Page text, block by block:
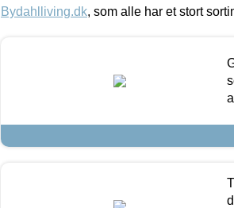
Bydahlliving.dk, som alle har et stort